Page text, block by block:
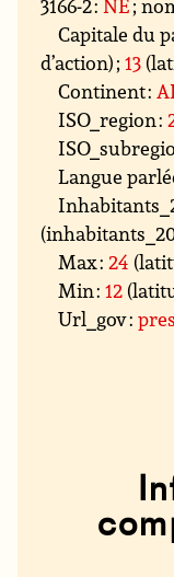
3166-2 :NE;
Capitale du
d’action) ;13
Continent :
ISO_region :
Langue
Max :24
Min :12
Url_gov :